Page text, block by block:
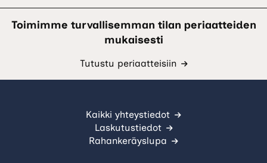
Toimimme turvallisemman tilan periaatteiden
mukaisesti
Tutustu periaatteisiin
Kaikki yhteystiedot
Laskutustiedot
Rahankeräyslupa